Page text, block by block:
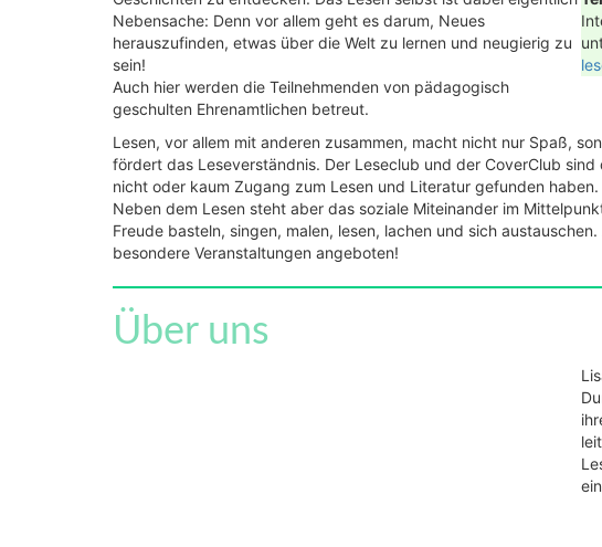
Nebensache: Denn vor allem geht es darum, Neues
herauszufinden, etwas über die Welt zu lernen und neugierig zu
sein!
Auch hier werden die Teilnehmenden von pädagogisch
geschulten Ehrenamtlichen betreut.
Lesen, vor allem mit anderen zusammen, macht nicht nur Spaß,
fördert das Leseverständnis. Der Leseclub und der CoverClub
nicht oder kaum Zugang zum Lesen und Literatur gefunden haben.
Neben dem Lesen steht aber das soziale Miteinander im
Freude basteln, singen, malen, lesen, lachen und sich
besondere Veranstaltungen angeboten!
Über uns